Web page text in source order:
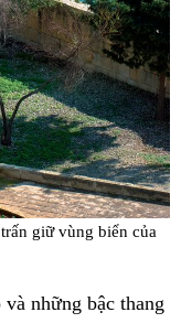
giữ vùng biển của
những bậc thang